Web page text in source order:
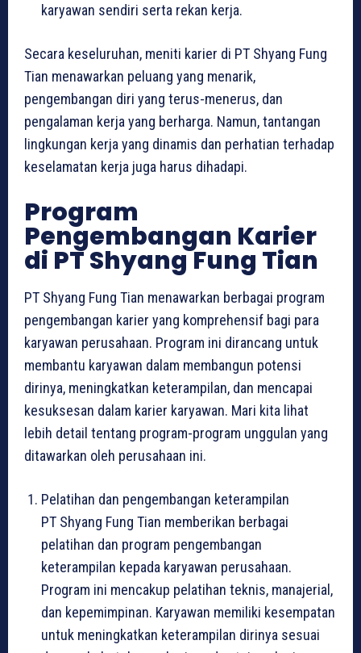
karyawan sendiri serta rekan kerja.
Secara keseluruhan, meniti karier di PT Shyang Fung
Tian menawarkan peluang yang menarik,
pengembangan diri yang terus-menerus, dan
pengalaman kerja yang berharga. Namun, tantangan
lingkungan kerja yang dinamis dan perhatian terhadap
keselamatan kerja juga harus dihadapi.
Program
Pengembangan Karier
di PT Shyang Fung Tian
PT Shyang Fung Tian menawarkan berbagai program
pengembangan karier yang komprehensif bagi para
karyawan perusahaan. Program ini dirancang untuk
membantu karyawan dalam membangun potensi
dirinya, meningkatkan keterampilan, dan mencapai
kesuksesan dalam karier karyawan. Mari kita lihat
lebih detail tentang program-program unggulan yang
ditawarkan oleh perusahaan ini.
Pelatihan dan pengembangan keterampilan
PT Shyang Fung Tian memberikan berbagai
pelatihan dan program pengembangan
keterampilan kepada karyawan perusahaan.
Program ini mencakup pelatihan teknis, manajerial,
dan kepemimpinan. Karyawan memiliki kesempatan
untuk meningkatkan keterampilan dirinya sesuai